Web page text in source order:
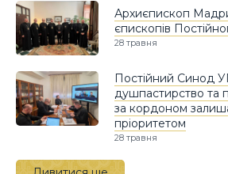
Архиєпископ
єпископів
28 травня
Постійний Синод
душпастирство та
за кордоном
пріоритетом
28 травня